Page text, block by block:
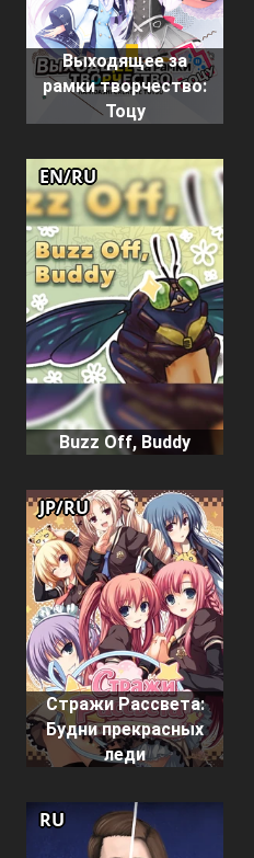
Выходящее за
рамки творчество:
Тоцу
Buzz Off, Buddy
EN/RU
Стражи Рассвета:
Будни прекрасных
леди
JP/RU
RU